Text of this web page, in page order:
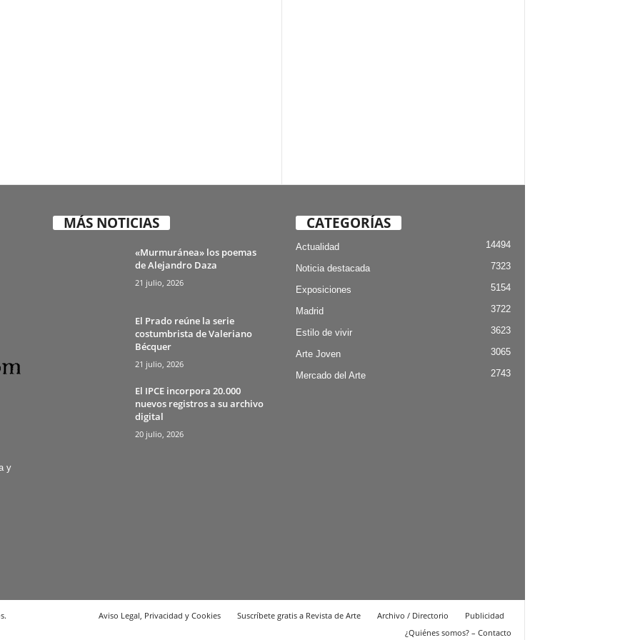
y
MÁS NOTICIAS
«Murmuránea» los poemas
de Alejandro Daza
21 julio, 2026
El Prado reúne la serie
costumbrista de Valeriano
Bécquer
21 julio, 2026
El IPCE incorpora 20.000
nuevos registros a su archivo
digital
20 julio, 2026
CATEGORÍAS
Actualidad 14494
Noticia destacada 7323
Exposiciones 5154
Madrid 3722
Estilo de vivir 3623
Arte Joven 3065
Mercado del Arte 2743
Aviso Legal, Privacidad y Cookies Suscríbete gratis a Revista de Arte Archivo / Directorio
Publicidad
¿Quiénes somos? – Contacto